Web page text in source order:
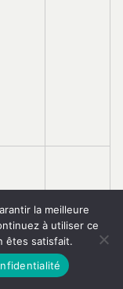
la meilleure
à utiliser ce
êtes satisfait.